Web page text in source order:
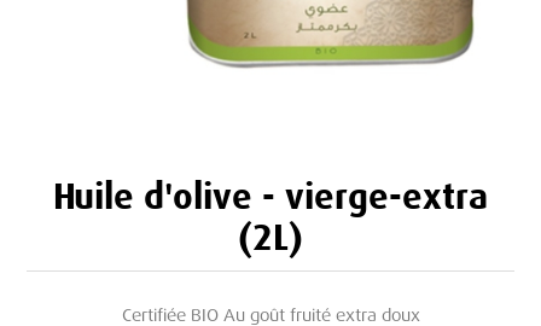
Huile d'olive - vierge-extra
(2L)
Certifiée BIO Au goût fruité extra doux